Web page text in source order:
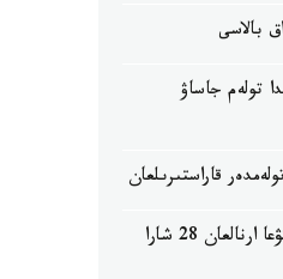
بالاسى
تولەم جاساۋ
قاراستىرىلعان
جەڭىل ونەركاسىپتى دامىتۋعا ارنالعان 28 شارا